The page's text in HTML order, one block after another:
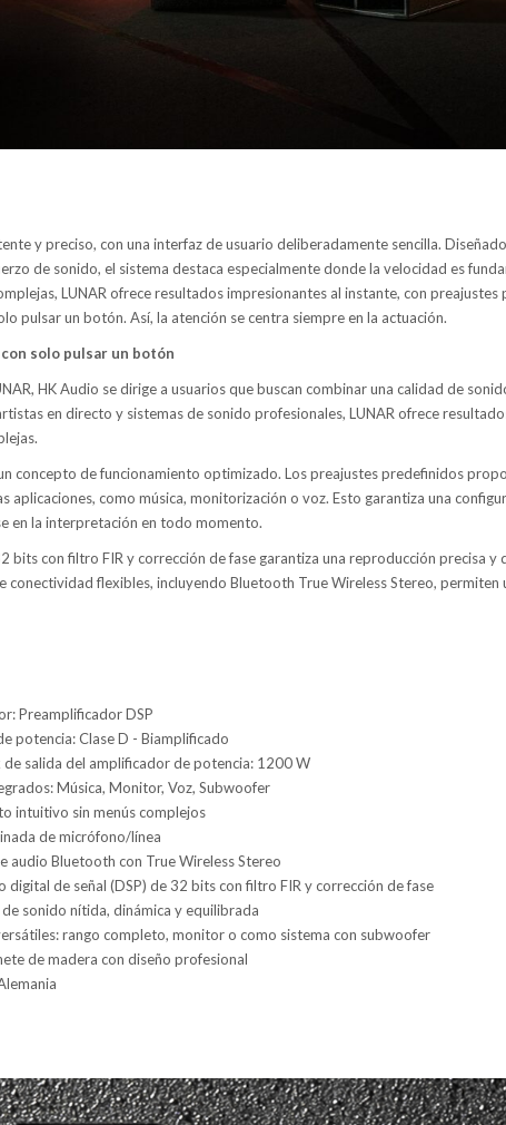
y preciso, con una interfaz de usuario deliberadamente sencilla.
de sonido, el sistema destaca especialmente donde la velocidad es
LUNAR ofrece resultados impresionantes al instante, con
pulsar un botón. Así, la atención se centra siempre en la actuación.
solo pulsar un botón
HK Audio se dirige a usuarios que buscan combinar una calidad de
en directo y sistemas de sonido profesionales, LUNAR ofrece
concepto de funcionamiento optimizado. Los preajustes predefinidos
aplicaciones, como música, monitorización o voz. Esto garantiza una
en la interpretación en todo momento.
bits con filtro FIR y corrección de fase garantiza una reproducción precisa y
conectividad flexibles, incluyendo Bluetooth True Wireless Stereo,
Preamplificador DSP
potencia: Clase D - Biamplificado
de salida del amplificador de potencia: 1200 W
Música, Monitor, Voz, Subwoofer
intuitivo sin menús complejos
de micrófono/línea
audio Bluetooth con True Wireless Stereo
digital de señal (DSP) de 32 bits con filtro FIR y corrección de fase
sonido nítida, dinámica y equilibrada
rango completo, monitor o como sistema con subwoofer
de madera con diseño profesional